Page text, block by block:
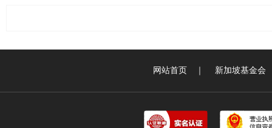
网站首页 新加坡基金会